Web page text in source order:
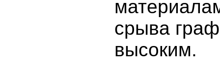
срыва
высоким.